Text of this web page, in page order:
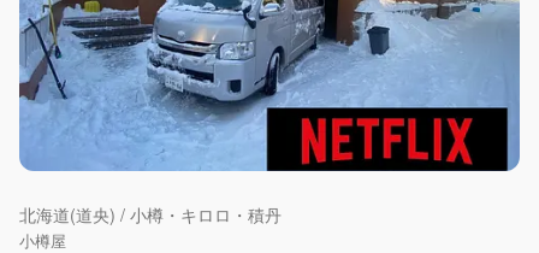
北海道(道央) / 小樽・キロロ・積丹
小樽屋